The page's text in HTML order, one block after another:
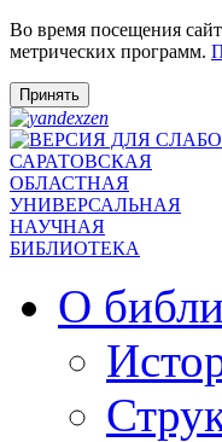
Во время посещения
метрических программ.
Принять
САРАТОВСКАЯ
ОБЛАСТНАЯ
УНИВЕРСАЛЬНАЯ
НАУЧНАЯ
БИБЛИОТЕКА
О